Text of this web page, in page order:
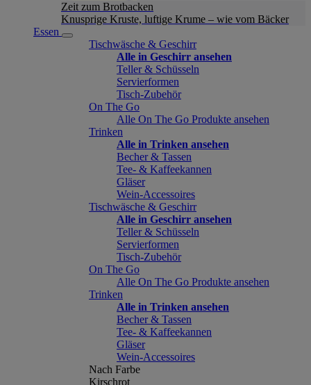
Zeit zum Brotbacken
Knusprige Kruste, luftige Krume – wie vom Bäcker
Essen
Tischwäsche & Geschirr
Alle in Geschirr ansehen
Teller & Schüsseln
Servierformen
Tisch-Zubehör
On The Go
Alle On The Go Produkte ansehen
Trinken
Alle in Trinken ansehen
Becher & Tassen
Tee- & Kaffeekannen
Gläser
Wein-Accessoires
Tischwäsche & Geschirr
Alle in Geschirr ansehen
Teller & Schüsseln
Servierformen
Tisch-Zubehör
On The Go
Alle On The Go Produkte ansehen
Trinken
Alle in Trinken ansehen
Becher & Tassen
Tee- & Kaffeekannen
Gläser
Wein-Accessoires
Nach Farbe
Kirschrot